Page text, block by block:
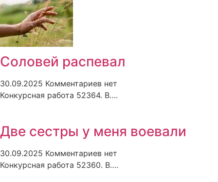
Соловей распевал
30.09.2025 Комментариев нет
Конкурсная работа 52364. В….
Две сестры у меня воевали
30.09.2025 Комментариев нет
Конкурсная работа 52360. В….